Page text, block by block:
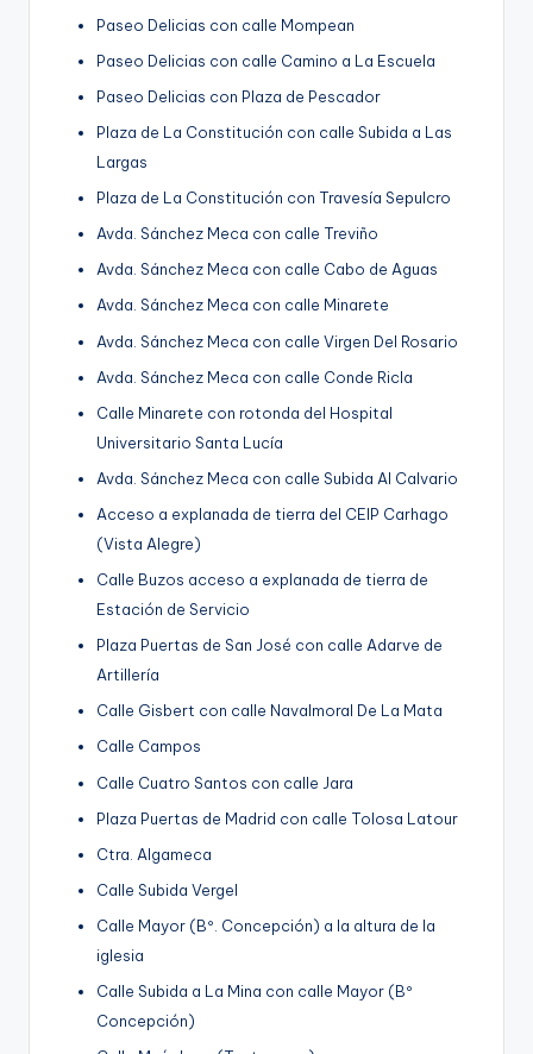
Paseo Delicias con calle Mompean
Paseo Delicias con calle Camino a La Escuela
Paseo Delicias con Plaza de Pescador
Plaza de La Constitución con calle Subida a Las
Largas
Plaza de La Constitución con Travesía Sepulcro
Avda. Sánchez Meca con calle Treviño
Avda. Sánchez Meca con calle Cabo de Aguas
Avda. Sánchez Meca con calle Minarete
Avda. Sánchez Meca con calle Virgen Del Rosario
Avda. Sánchez Meca con calle Conde Ricla
Calle Minarete con rotonda del Hospital
Universitario Santa Lucía
Avda. Sánchez Meca con calle Subida Al Calvario
Acceso a explanada de tierra del CEIP Carhago
(Vista Alegre)
Calle Buzos acceso a explanada de tierra de
Estación de Servicio
Plaza Puertas de San José con calle Adarve de
Artillería
Calle Gisbert con calle Navalmoral De La Mata
Calle Campos
Calle Cuatro Santos con calle Jara
Plaza Puertas de Madrid con calle Tolosa Latour
Ctra. Algameca
Calle Subida Vergel
Calle Mayor (Bº. Concepción) a la altura de la
iglesia
Calle Subida a La Mina con calle Mayor (Bº
Concepción)